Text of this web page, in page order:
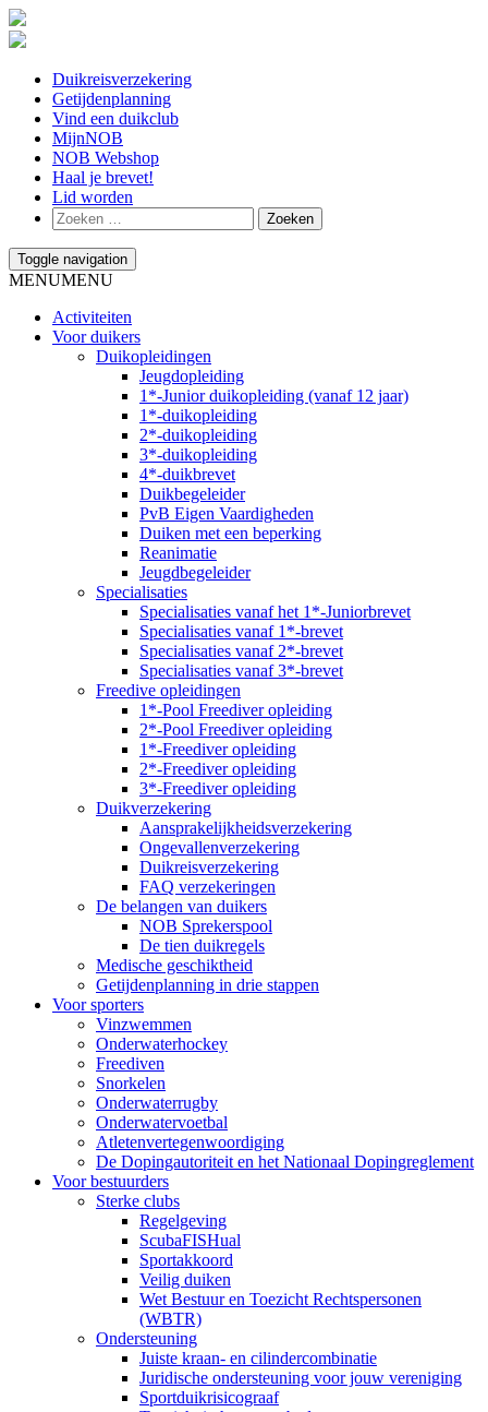
Duikreisverzekering
Getijdenplanning
Vind een duikclub
MijnNOB
NOB Webshop
Haal je brevet!
Lid worden
Toggle navigation
MENUMENU
Activiteiten
Voor duikers
Duikopleidingen
Jeugdopleiding
1*-Junior duikopleiding (vanaf 12 jaar)
1*-duikopleiding
2*-duikopleiding
3*-duikopleiding
4*-duikbrevet
Duikbegeleider
PvB Eigen Vaardigheden
Duiken met een beperking
Reanimatie
Jeugdbegeleider
Specialisaties
Specialisaties vanaf het 1*-Juniorbrevet
Specialisaties vanaf 1*-brevet
Specialisaties vanaf 2*-brevet
Specialisaties vanaf 3*-brevet
Freedive opleidingen
1*-Pool Freediver opleiding
2*-Pool Freediver opleiding
1*-Freediver opleiding
2*-Freediver opleiding
3*-Freediver opleiding
Duikverzekering
Aansprakelijkheidsverzekering
Ongevallenverzekering
Duikreisverzekering
FAQ verzekeringen
De belangen van duikers
NOB Sprekerspool
De tien duikregels
Medische geschiktheid
Getijdenplanning in drie stappen
Voor sporters
Vinzwemmen
Onderwaterhockey
Freediven
Snorkelen
Onderwaterrugby
Onderwatervoetbal
Atletenvertegenwoordiging
De Dopingautoriteit en het Nationaal Dopingreglement
Voor bestuurders
Sterke clubs
Regelgeving
ScubaFISHual
Sportakkoord
Veilig duiken
Wet Bestuur en Toezicht Rechtspersonen
(WBTR)
Ondersteuning
Juiste kraan- en cilindercombinatie
Juridische ondersteuning voor jouw vereniging
Sportduikrisicograaf